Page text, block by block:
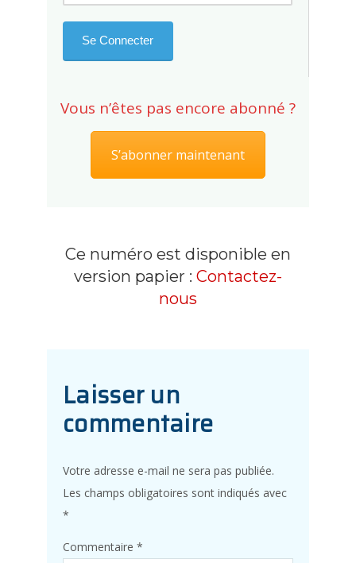
Vous n’êtes pas encore abonné ?
S’abonner maintenant
Ce numéro est disponible en
version papier : Contactez-
nous
Laisser un
commentaire
Votre adresse e-mail ne sera pas publiée.
Les champs obligatoires sont indiqués avec
*
Commentaire *